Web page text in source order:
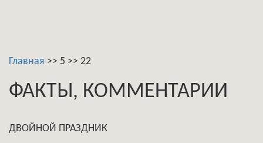
Главная >> 5 >> 22
ФАКТЫ, КОММЕНТАРИИ
ДВОЙНОЙ ПРАЗДНИК